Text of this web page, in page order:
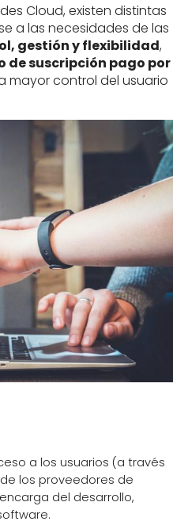
Cloud, existen distintas
a las necesidades de las
gestión y flexibilidad,
de suscripción pago por
mayor control del usuario
a los usuarios (a través
los proveedores de
del desarrollo,